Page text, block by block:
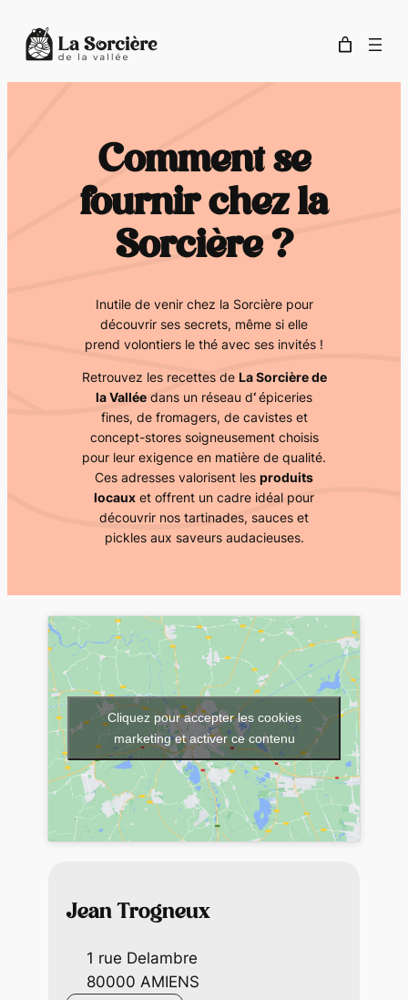
contenu
Comment se
fournir chez la
Sorcière ?
Inutile de venir chez la Sorcière pour
découvrir ses secrets, même si elle
prend volontiers le thé avec ses invités !
Retrouvez les recettes de La Sorcière de
la Vallée dans un réseau d‘épiceries
fines, de fromagers, de cavistes et
concept-stores soigneusement choisis
pour leur exigence en matière de qualité.
Ces adresses valorisent les produits
locaux et offrent un cadre idéal pour
découvrir nos tartinades, sauces et
pickles aux saveurs audacieuses.
Cliquez pour accepter les cookies
marketing et activer ce contenu
Jean Trogneux
1 rue Delambre
80000 AMIENS